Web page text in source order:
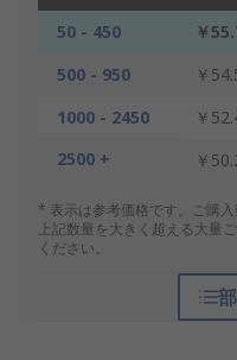
50 - 450 ￥
500 - 950
￥
1000 - 2450
￥
2500 +
￥
* 表示は参考価格です。ご購
上記数量を大きく超える大量
ください。